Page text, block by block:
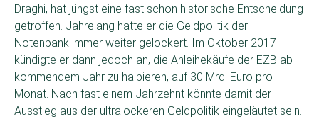
Draghi, hat jüngst eine fast schon historische Entscheidung
getroffen. Jahrelang hatte er die Geldpolitik der
Notenbank immer weiter gelockert. Im Oktober 2017
kündigte er dann jedoch an, die Anleihekäufe der EZB ab
kommendem Jahr zu halbieren, auf 30 Mrd. Euro pro
Monat. Nach fast einem Jahrzehnt könnte damit der
Ausstieg aus der ultralockeren Geldpolitik eingeläutet sein.